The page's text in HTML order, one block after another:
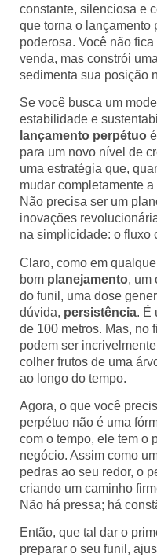
constante, silenciosa e
que torna o lançamento
poderosa. Você não
venda, mas constrói
sedimenta sua posição
Se você busca um
estabilidade e
lançamento perpétuo
para um novo nível de
uma estratégia que,
mudar completamente
Não precisa ser um
inovações
na simplicidade: o fluxo
Claro, como em
bom planejamento, um
do funil, uma dose
dúvida, persistência. É
de 100 metros. Mas, no
podem ser
colher frutos de uma
ao longo do tempo.
Agora, o que você
perpétuo não é uma
com o tempo, ele tem o
negócio. Assim como
pedras ao seu redor, o
criando um caminho
Não há pressa; há
Então, que tal dar o
preparar o seu funil,